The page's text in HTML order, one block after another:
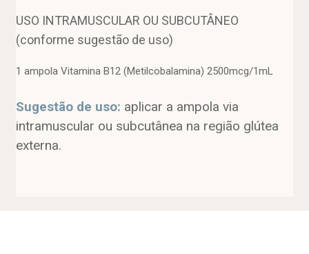
USO INTRAMUSCULAR OU SUBCUTÂNEO
(conforme sugestão de uso)
1 ampola Vitamina B12 (Metilcobalamina) 2500mcg/1mL
Sugestão de uso: aplicar a ampola via
intramuscular ou subcutânea na região glútea
externa.